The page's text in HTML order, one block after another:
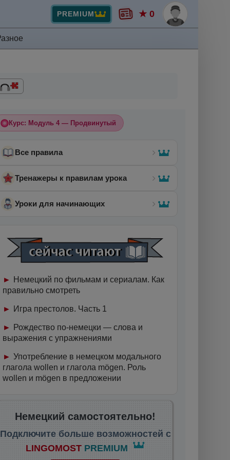
PREMIUM ★ 0
Курс: Модуль 4 — Продвинутый
Все правила
Тренажеры к правилам урока
Уроки для начинающих
Немецкий по фильмам и сериалам. Как
правильно смотреть
Игра престолов. Часть 1
Рождество по-немецки — слова и
выражения с упражнениями
Употребление в немецком модального
глагола wollen и глагола mögen. Роль
wollen и mögen в предложении
Немецкий самостоятельно!
Подключите больше возможностей с
LINGOMOST PREMIUM